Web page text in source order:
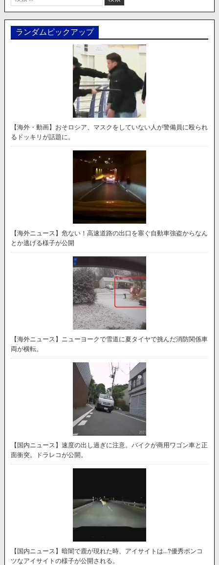
索:
ランダムピックアップ
【海外・動画】おそロシア、マスクをしていない人が警備員に殴られ
るドッキリが話題に。
【海外ニュース】危ない！高速道路の出口を塞ぐ自動車強盗からなん
とか逃げる様子が公開
【海外ニュース】ニューヨークで雪道に夏タイヤで挑んだ消防関係車
両が横転。
【国内ニュース】速度の出し過ぎに注意。バイクが商用ワゴン車と正
面衝突。ドラレコが公開。
【国内ニュース】暗闇で鹿が現れた時、アイサイトは…?優秀ポンコ
ツなアイサイトの様子が公開される。